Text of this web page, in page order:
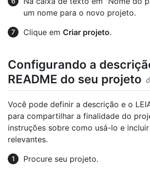
um nome para o novo projeto.
Clique em Criar projeto.
Configurando a
README do seu projeto
Você pode definir a descrição e o
para compartilhar a finalidade do
instruções sobre como usá-lo e
relevantes.
Procure seu projeto.